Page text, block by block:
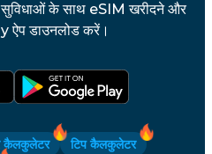
सुविधाओं के साथ eSIM खरीदने और
ऐप डाउनलोड करें।
कैलकुलेटर
टिप कैलकुलेटर